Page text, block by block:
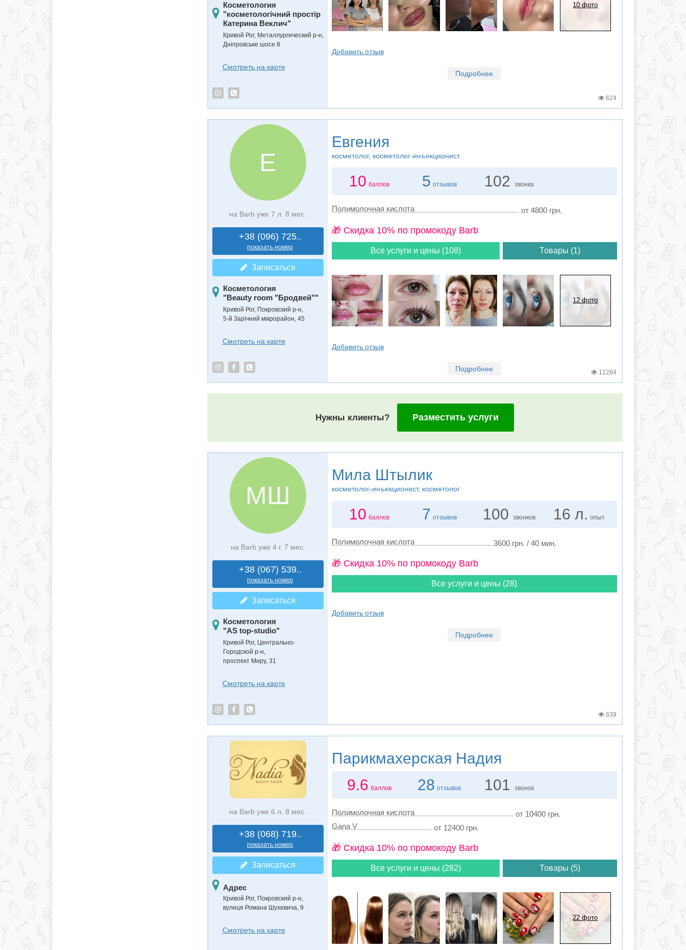
Косметология
"косметологічний простір
Катерина Веклич"
Кривой Рог, Металлургический р-н,
Дніпровське шосе 8
Смотреть на карте
10 фото
Добавить отзыв
Подробнее
624
Е
на Barb уже 7 л. 8 мес.
+38 (096) 725..
показать номер
Записаться
Косметология
"Beauty room "Бродвей""
Кривой Рог, Покровский р-н,
5-й Зарічний мікрорайон, 45
Смотреть на карте
Евгения
косметолог, косметолог-инъекционист
10 баллов 5 отзывов 102 звонка
Полимолочная кислота от 4800 грн.
🎁 Cкидка 10% по промокоду Barb
Все услуги и цены (108) Товары (1)
12 фото
Добавить отзыв
Подробнее 11284
Нужны клиенты? Разместить услуги
МШ
на Barb уже 4 г. 7 мес.
+38 (067) 539..
показать номер
Записаться
Косметология
"AS top-studio"
Кривой Рог, Центрально-
Городской р-н,
проспект Миру, 31
Смотреть на карте
Мила Штылик
косметолог-инъекционист, косметолог
10 баллов 7 отзывов 100 звонков 16 л. опыт
Полимолочная кислота 3600 грн. / 40 мин.
🎁 Cкидка 10% по промокоду Barb
Все услуги и цены (28)
Добавить отзыв
Подробнее
639
на Barb уже 6 л. 8 мес.
+38 (068) 719..
показать номер
Записаться
Адрес
Кривой Рог, Покровский р-н
вулиця Романа Шухевича, 9
Смотреть на карте
Парикмахерская Надия
9.6 баллов 28 отзывов 101 звонок
Полимолочная кислота
от 10400 грн.
Gana V
от 12400 грн.
🎁 Cкидка 10% по промокоду Barb
Все услуги и цены (282) Товары (5)
22 фото